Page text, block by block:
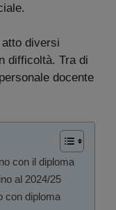
diversi
difficoltà. Tra di
docente
con il diploma
al 2024/25
con diploma